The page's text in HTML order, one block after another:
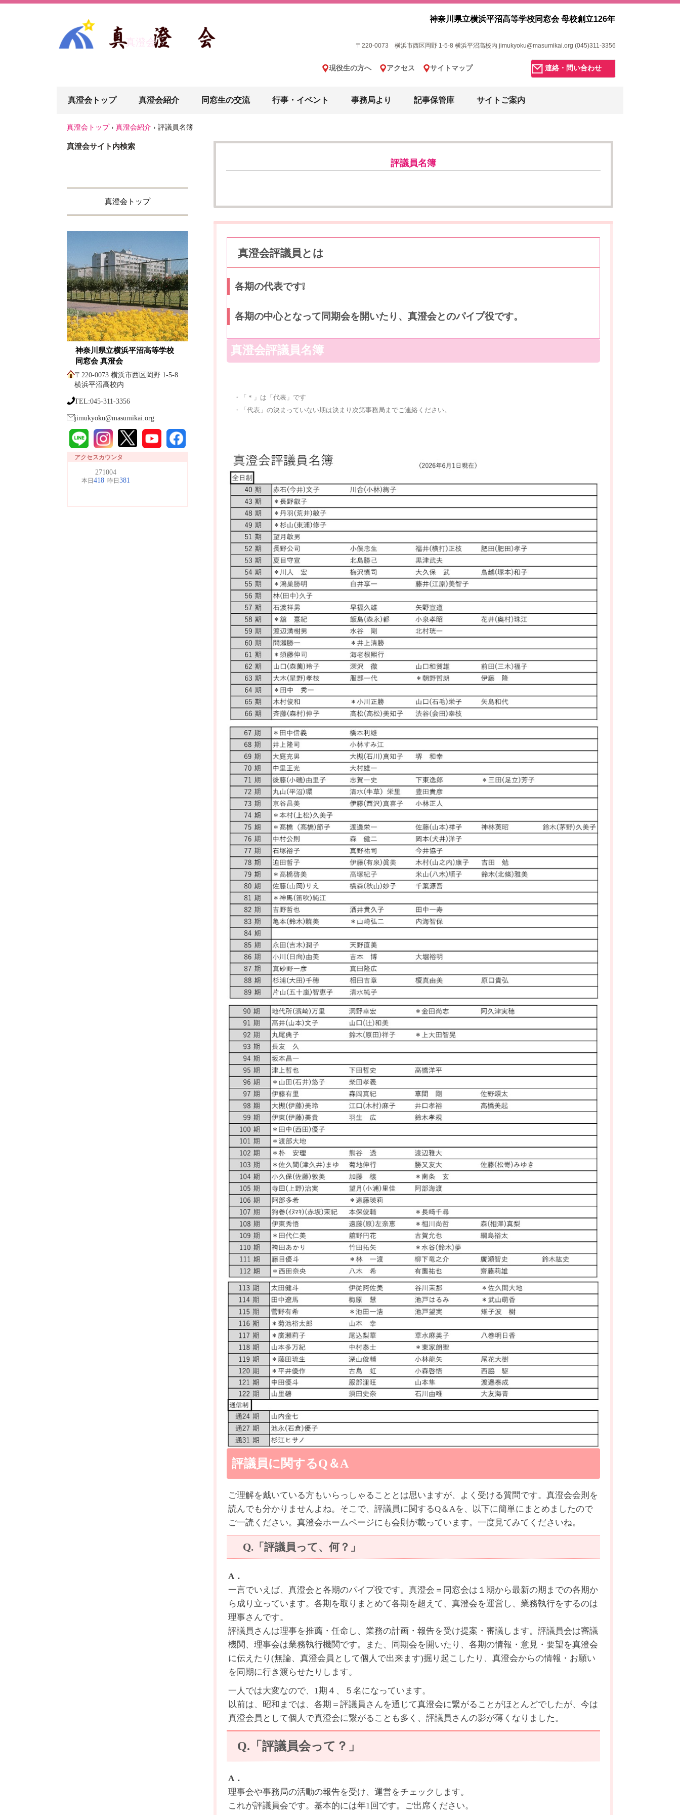
真澄会
神奈川県立横浜平沼高等学校同窓会 母校創立126年
〒220-0073 横浜市西区岡野 1-5-8 横浜平沼高校内 jimukyoku@masumikai.org (045)311-3356
連絡・問い合わせ
現役生の方へ アクセス サイトマップ
真澄会トップ 真澄会紹介 同窓生の交流 行事・イベント 事務局より 記事保管庫 サイトご案内
真澄会トップ › 真澄会紹介 › 評議員名簿
評議員名簿
真澄会評議員とは
各期の代表です❕
各期の中心となって同期会を開いたり、真澄会とのパイプ役です。
真澄会評議員名簿
・「＊」は「代表」です
・「代表」の決まっていない期は決まり次第事務局までご連絡ください。
評議員に関するQ＆A
ご理解を戴いている方もいらっしゃることとは思いますが、よく受ける質問です。真澄会会則を
読んでも分かりませんよね。そこで、評議員に関するQ＆Aを、以下に簡単にまとめましたので
ご一読ください。真澄会ホームページにも会則が載っています。一度見てみてくださいね。
Q.「評議員って、何？」
A．
一言でいえば、真澄会と各期のパイプ役です。真澄会＝同窓会は１期から最新の期までの各期か
ら成り立っています。各期を取りまとめて各期を超えて、真澄会を運営し、業務執行をするのは
理事さんです。
評議員さんは理事を推薦・任命し、業務の計画・報告を受け提案・審議します。評議員会は審議
機関、理事会は業務執行機関です。また、同期会を開いたり、各期の情報・意見・要望を真澄会
に伝えたり(無論、真澄会員として個人で出来ます)掘り起こしたり、真澄会からの情報・お願い
を同期に行き渡らせたりします。
一人では大変なので、1期４、５名になっています。
以前は、昭和までは、各期＝評議員さんを通じて真澄会に繋がることがほとんどでしたが、今は
真澄会員として個人で真澄会に繋がることも多く、評議員さんの影が薄くなりました。
Q.「評議員会って？」
A．
理事会や事務局の活動の報告を受け、運営をチェックします。
これが評議員会です。基本的には年1回です。ご出席ください。
真澄会サイト内検索
真澄会トップ
神奈川県立横浜平沼高等学校
同窓会 真澄会
〒220-0073 横浜市西区岡野 1-5-8
横浜平沼高校内
TEL:045-311-3356
jimukyoku@masumikai.org
アクセスカウンタ